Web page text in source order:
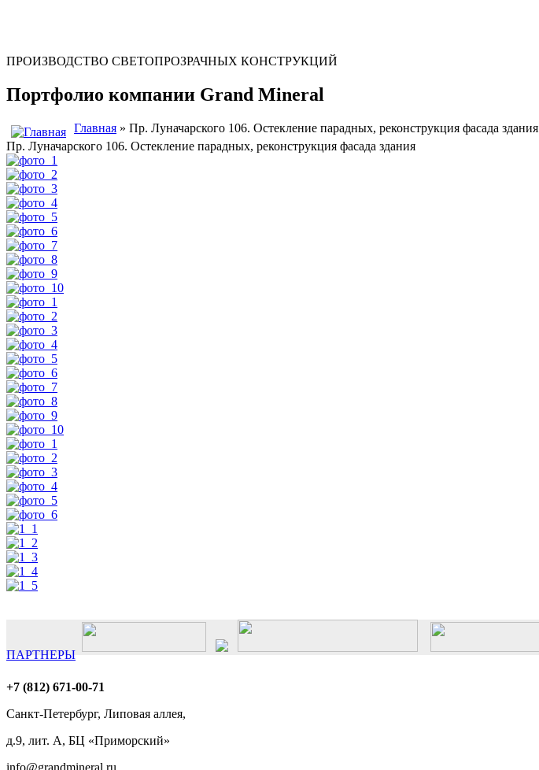
ПРОИЗВОДСТВО СВЕТОПРОЗРАЧНЫХ КОНСТРУКЦИЙ
Портфолио компании Grand Mineral
Главная » Пр. Луначарского 106. Остекление парадных, реконструкция фасада здания
Пр. Луначарского 106. Остекление парадных, реконструкция фасада здания
ПАРТНЕРЫ
+7 (812) 671-00-71
Санкт-Петербург, Липовая аллея,
д.9, лит. А, БЦ «Приморский»
info@grandmineral.ru